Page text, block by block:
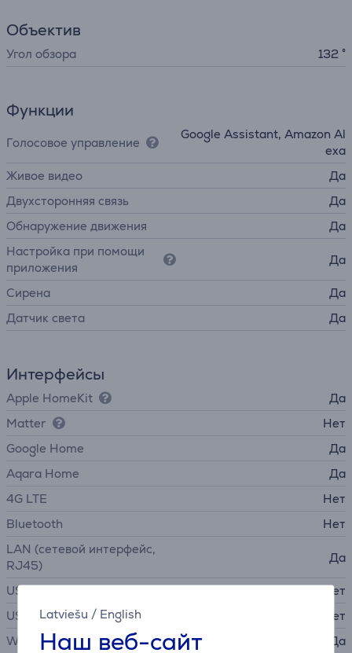
Latviešu / English
Наш веб-сайт
Объектив
Угол обзора 132 °
Функции
Голосовое управление
Google Assistant, Amazon Al
exa
Живое видео
Да
Двухсторонняя связь
Да
Обнаружение движения
Да
Настройка при помощи
приложения
Да
Сирена
Да
Датчик света
Да
Интерфейсы
Apple HomeKit
Да
Matter
Нет
Google Home
Да
Aqara Home
Да
4G LTE
Нет
Bluetooth
Нет
LAN (сетевой интерфейс,
RJ45)
Да
USB-A
Нет
USB-C
Нет
WiFi
Да